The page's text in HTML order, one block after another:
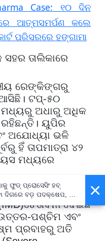
Case: ୧୦ ଦିନ
ଆତ୍ମସମର୍ପଣ କଲେ
ପରିସରରେ ହଙ୍ଗାମା
ତାଲିକାରେ
ରେଙ୍କିଙ୍ଗରୁ
ଟପ୍-୫୦
ମଧ୍ୟରୁ ଅଧାରୁ ଅଧିକ
ୟୁପିର
ଅଯୋଧ୍ୟା ଭଳି
ହିଁ ତାପମାତ୍ରା ୪୨
ମଧ୍ୟରେ
ଆଲର୍ଟ
IMD)ଚେତାବନୀ ଦେଇଛି
ଉତ୍ତର-ପଶ୍ଚିମ ଏବଂ
ପ୍ରବାହରୁ ଅତି
×
ଫୁଡ୍ ପ୍ରୋସେସିଂ ହବ୍
ଦିଗରେ ବଡ଼ ପଦକ୍ଷେପ, ୪୨